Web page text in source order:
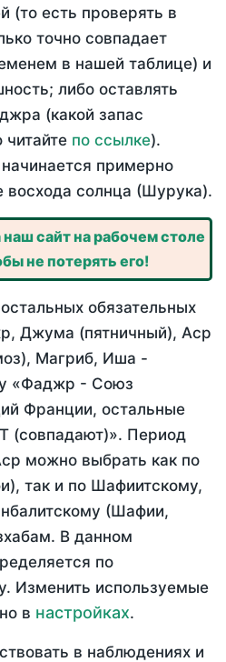
(то есть проверять в
точно совпадает
в нашей таблице) и
либо оставлять
(какой запас
читайте по ссылке).
примерно
восхода солнца (Шурука).
сайт на рабочем столе
не потерять его!
обязательных
Джума (пятничный), Аср
Магриб, Иша -
«Фаджр - Союз
Франции, остальные
Период
можно выбрать как по
так и по Шафиитскому,
(Шафии,
В данном
по
Изменить используемые
в настройках.
в наблюдениях и